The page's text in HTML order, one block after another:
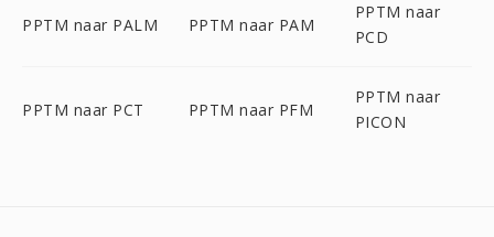
PPTM naar PALM PPTM naar PAM
PPTM naar
PCD
PPTM naar PCT PPTM naar PFM
PPTM naar
PICON